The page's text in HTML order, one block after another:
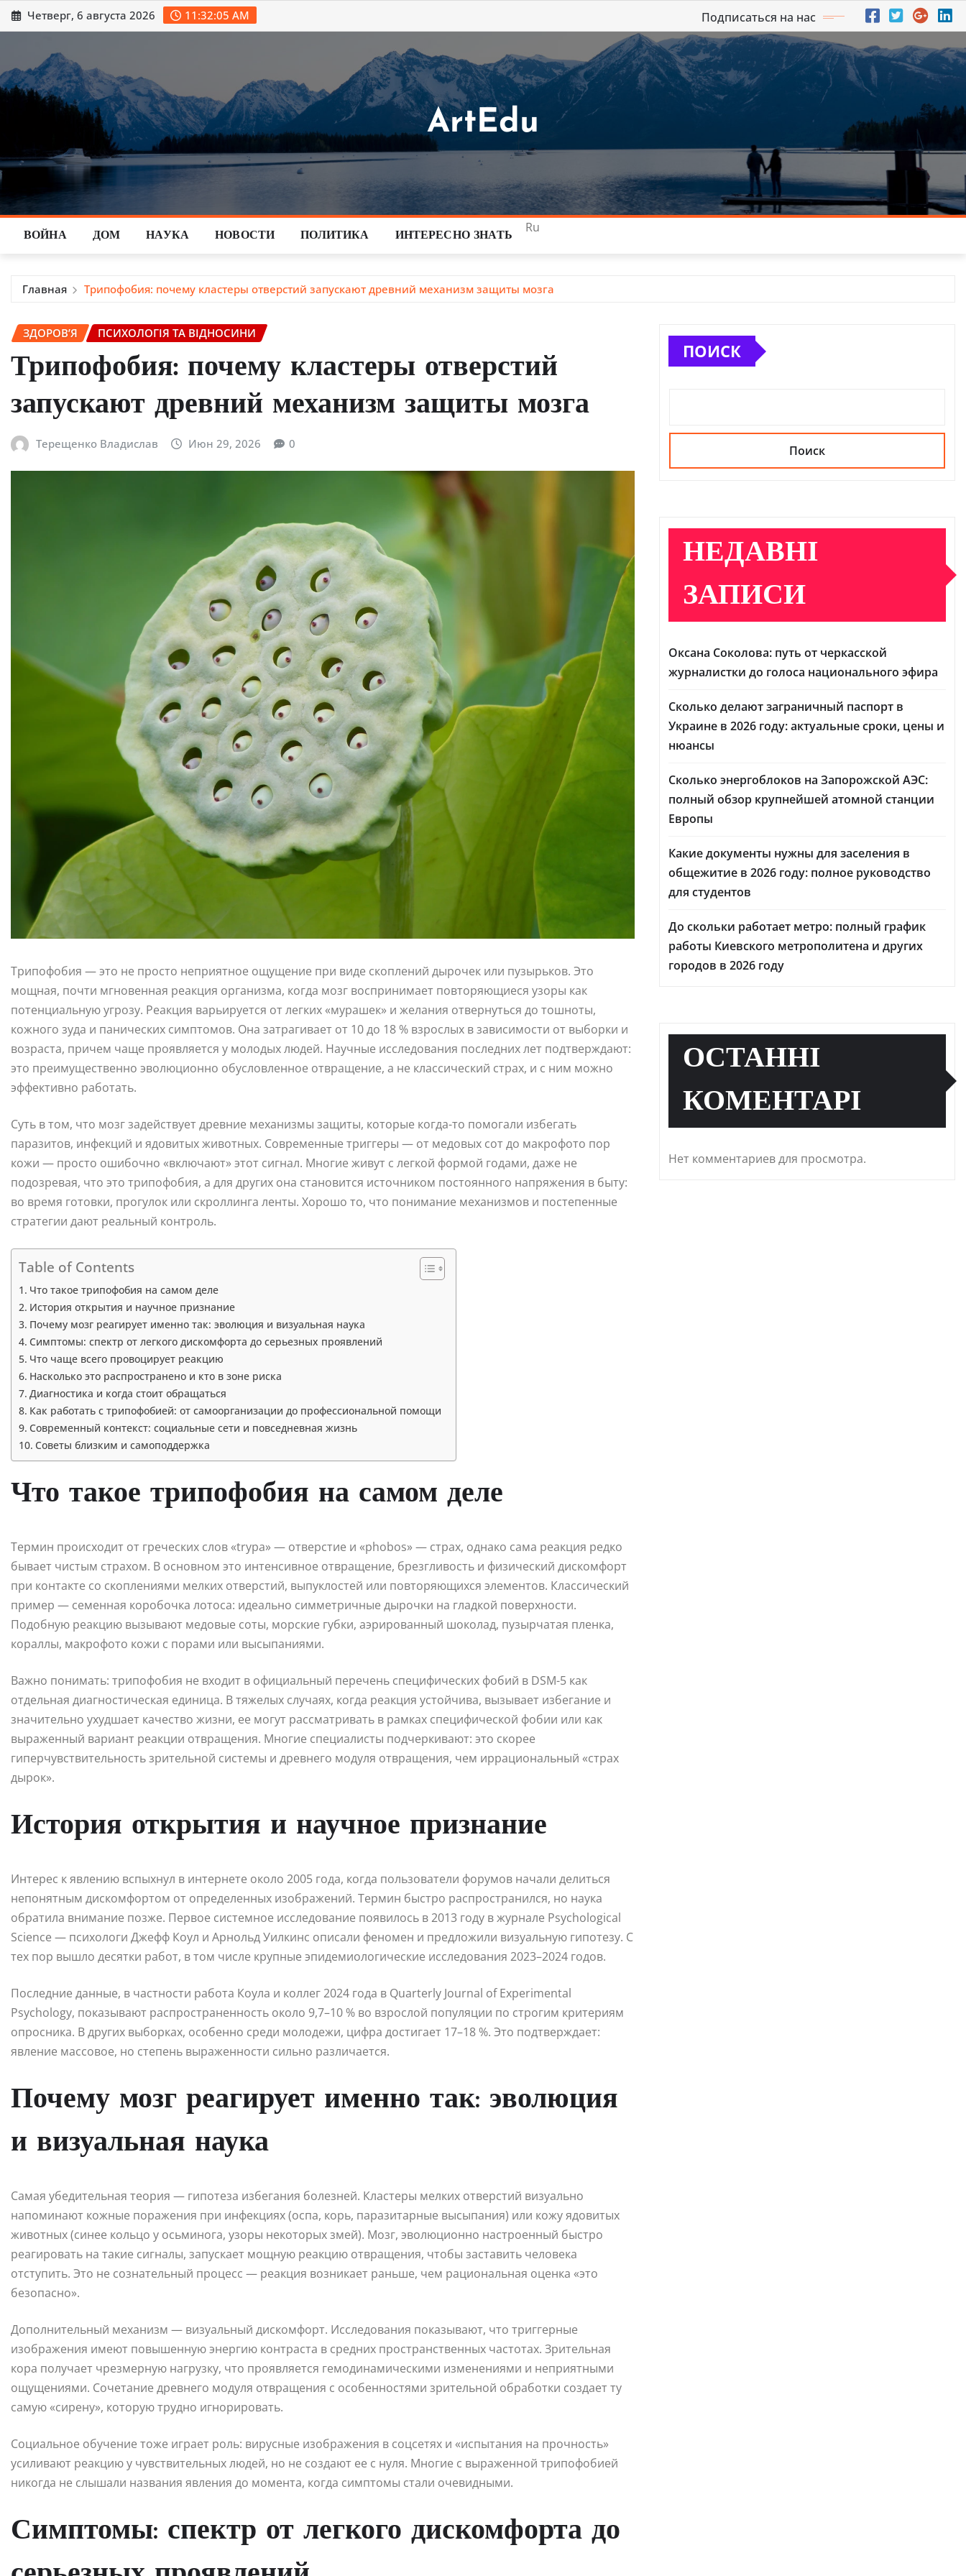
Перейти
к
Четверг, 6 августа 2026 11:32:07 AM Подписаться на нас
ArtEdu
ВОЙНА ДОМ НАУКА НОВОСТИ ПОЛИТИКА ИНТЕРЕСНО ЗНАТЬ
Ru
Главная Трипофобия: почему кластеры отверстий запускают древний механизм защиты мозга
ЗДОРОВ’Я ПСИХОЛОГІЯ ТА ВІДНОСИНИ
Трипофобия: почему кластеры отверстий
запускают древний механизм защиты мозга
Терещенко Владислав Июн 29, 2026 0
Трипофобия — это не просто неприятное ощущение при виде скоплений дырочек или пузырьков. Это
мощная, почти мгновенная реакция организма, когда мозг воспринимает повторяющиеся узоры как
потенциальную угрозу. Реакция варьируется от легких «мурашек» и желания отвернуться до тошноты,
кожного зуда и панических симптомов. Она затрагивает от 10 до 18 % взрослых в зависимости от выборки и
возраста, причем чаще проявляется у молодых людей. Научные исследования последних лет подтверждают:
это преимущественно эволюционно обусловленное отвращение, а не классический страх, и с ним можно
эффективно работать.
Суть в том, что мозг задействует древние механизмы защиты, которые когда-то помогали избегать
паразитов, инфекций и ядовитых животных. Современные триггеры — от медовых сот до макрофото пор
кожи — просто ошибочно «включают» этот сигнал. Многие живут с легкой формой годами, даже не
подозревая, что это трипофобия, а для других она становится источником постоянного напряжения в быту:
во время готовки, прогулок или скроллинга ленты. Хорошо то, что понимание механизмов и постепенные
стратегии дают реальный контроль.
Table of Contents
Что такое трипофобия на самом деле
История открытия и научное признание
Почему мозг реагирует именно так: эволюция и визуальная наука
Симптомы: спектр от легкого дискомфорта до серьезных проявлений
Что чаще всего провоцирует реакцию
Насколько это распространено и кто в зоне риска
Диагностика и когда стоит обращаться
Как работать с трипофобией: от самоорганизации до профессиональной помощи
Современный контекст: социальные сети и повседневная жизнь
Советы близким и самоподдержка
Что такое трипофобия на самом деле
Термин происходит от греческих слов «trypa» — отверстие и «phobos» — страх, однако сама реакция редко
бывает чистым страхом. В основном это интенсивное отвращение, брезгливость и физический дискомфорт
при контакте со скоплениями мелких отверстий, выпуклостей или повторяющихся элементов. Классический
пример — семенная коробочка лотоса: идеально симметричные дырочки на гладкой поверхности.
Подобную реакцию вызывают медовые соты, морские губки, аэрированный шоколад, пузырчатая пленка,
кораллы, макрофото кожи с порами или высыпаниями.
Важно понимать: трипофобия не входит в официальный перечень специфических фобий в DSM-5 как
отдельная диагностическая единица. В тяжелых случаях, когда реакция устойчива, вызывает избегание и
значительно ухудшает качество жизни, ее могут рассматривать в рамках специфической фобии или как
выраженный вариант реакции отвращения. Многие специалисты подчеркивают: это скорее
гиперчувствительность зрительной системы и древнего модуля отвращения, чем иррациональный «страх
дырок».
История открытия и научное признание
Интерес к явлению вспыхнул в интернете около 2005 года, когда пользователи форумов начали делиться
непонятным дискомфортом от определенных изображений. Термин быстро распространился, но наука
обратила внимание позже. Первое системное исследование появилось в 2013 году в журнале Psychological
Science — психологи Джефф Коул и Арнольд Уилкинс описали феномен и предложили визуальную гипотезу. С
тех пор вышло десятки работ, в том числе крупные эпидемиологические исследования 2023–2024 годов.
Последние данные, в частности работа Коула и коллег 2024 года в Quarterly Journal of Experimental
Psychology, показывают распространенность около 9,7–10 % во взрослой популяции по строгим критериям
опросника. В других выборках, особенно среди молодежи, цифра достигает 17–18 %. Это подтверждает:
явление массовое, но степень выраженности сильно различается.
Почему мозг реагирует именно так: эволюция
и визуальная наука
Самая убедительная теория — гипотеза избегания болезней. Кластеры мелких отверстий визуально
напоминают кожные поражения при инфекциях (оспа, корь, паразитарные высыпания) или кожу ядовитых
животных (синее кольцо у осьминога, узоры некоторых змей). Мозг, эволюционно настроенный быстро
реагировать на такие сигналы, запускает мощную реакцию отвращения, чтобы заставить человека
отступить. Это не сознательный процесс — реакция возникает раньше, чем рациональная оценка «это
безопасно».
Дополнительный механизм — визуальный дискомфорт. Исследования показывают, что триггерные
изображения имеют повышенную энергию контраста в средних пространственных частотах. Зрительная
кора получает чрезмерную нагрузку, что проявляется гемодинамическими изменениями и неприятными
ощущениями. Сочетание древнего модуля отвращения с особенностями зрительной обработки создает ту
самую «сирену», которую трудно игнорировать.
Социальное обучение тоже играет роль: вирусные изображения в соцсетях и «испытания на прочность»
усиливают реакцию у чувствительных людей, но не создают ее с нуля. Многие с выраженной трипофобией
никогда не слышали названия явления до момента, когда симптомы стали очевидными.
Симптомы: спектр от легкого дискомфорта до
ПОИСК
Поиск
НЕДАВНІ
ЗАПИСИ
Оксана Соколова: путь от черкасской
журналистки до голоса национального эфира
Сколько делают заграничный паспорт в
Украине в 2026 году: актуальные сроки, цены и
нюансы
Сколько энергоблоков на Запорожской АЭС:
полный обзор крупнейшей атомной станции
Европы
Какие документы нужны для заселения в
общежитие в 2026 году: полное руководство
для студентов
До скольки работает метро: полный график
работы Киевского метрополитена и других
городов в 2026 году
ОСТАННІ
КОМЕНТАРІ
Нет комментариев для просмотра.